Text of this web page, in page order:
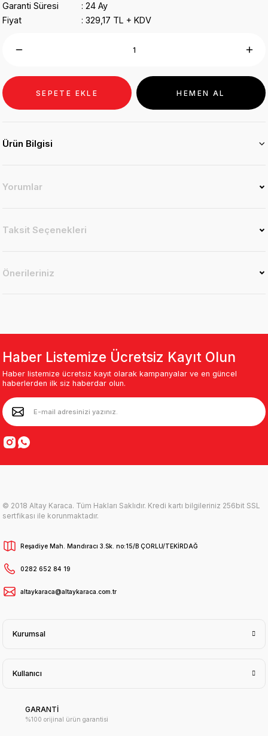
Garanti Süresi
24 Ay
Fiyat
329,17 TL + KDV
SEPETE EKLE HEMEN AL
Ürün Bilgisi
Yorumlar
Taksit Seçenekleri
Önerileriniz
Haber Listemize Ücretsiz Kayıt Olun
Haber listemize ücretsiz kayıt olarak kampanyalar ve en güncel
haberlerden ilk siz haberdar olun.
© 2018 Altay Karaca. Tüm Hakları Saklıdır. Kredi kartı bilgileriniz 256bit SSL
sertfikası ile korunmaktadır.
Reşadiye Mah. Mandıracı 3.Sk. no:15/B ÇORLU/TEKİRDAĞ
0282 652 84 19
altaykaraca@altaykaraca.com.tr
Kurumsal
Kullanıcı
GARANTİ
%100 orijinal ürün garantisi